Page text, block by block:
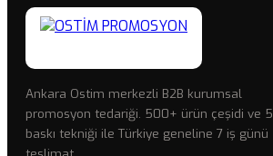
Ankara Ostim merkezli B2B kurumsal
promosyon tedariği. 500+ ürün çeşidi ve 5
baskı tekniği ile Türkiye geneline 7 iş günü